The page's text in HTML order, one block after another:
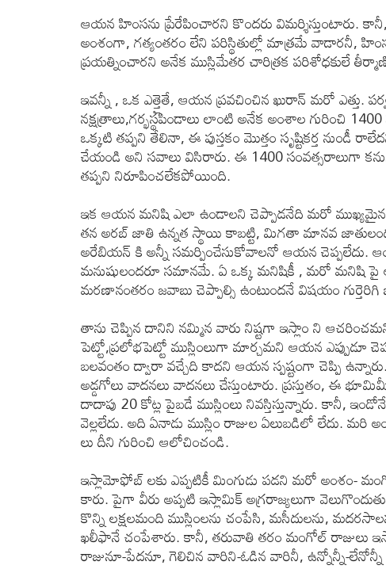
ఆయన హింసను ప్రేరేపించారని కొందరు విమర్శిస్తుంటారు.
అంశంగా, గత్యంతరం లేని పరిస్థితుల్లో మాత్రమే వాడారనీ,
ప్రయత్నించారని అనేక ముస్లిమేతర చారిత్రక పరిశోధకులే
ఇవన్నీ , ఒక ఎత్తైతే, ఆయన ప్రవచించిన ఖురాన్ మరో ఎత్తు.
నక్షత్రాలు,గర్భస్థపిండాలు లాంటి అనేక అంశాల గురించి
ఒక్కటి తప్పని తేలినా, ఈ పుస్తకం మొత్తం సృష్టికర్త నుండీ
చేయండి అని సవాలు విసిరారు. ఈ 1400 సంవత్సరాలుగా
తప్పని నిరూపించలేకపోయింది.
ఇక ఆయన మనిషి ఎలా ఉండాలని చెప్పాడనేది మరో
తన అరబ్ జాతి ఉన్నత స్థాయి కాబట్టి, మిగతా మానవ
అరేబియన్ కి అన్నీ సమర్పించేసుకోవాలనో ఆయన చెప్పలేదు.
మనుషులందరూ సమానమే. ఏ ఒక్క మనిషికీ , మరో మనిషి పై
మరణానంతరం జవాబు చెప్పాల్సి ఉంటుందనే విషయం
తాను చెప్పిన దానిని నమ్మిన వారు నిష్టగా ఇస్లాం ని
పెట్టో,ప్రలోభపెట్టో ముస్లింలుగా మార్చమని ఆయన ఎప్పుడూ
బలవంతం ద్వారా వచ్చేది కాదని ఆయన స్పష్టంగా చెప్పి
అడ్డగోలు వాదనలు వాదనలు చేస్తుంటారు. ప్రస్తుతం, ఈ
దాదాపు 20 కోట్ల పైబడే ముస్లింలు నివస్తిస్తున్నారు. కానీ,
వెల్లలేదు. అది ఏనాడు ముస్లిం రాజుల ఏలుబడిలో లేదు.
లు దీని గురించి ఆలోచించండి.
ఇస్లామోఫోబ్ లకు ఎప్పటికీ మింగుడు పడని మరో అంశం-
కారు. పైగా వీరు అప్పటి ఇస్లామిక్ అగ్రరాజ్యలుగా
కొన్ని లక్షలమంది ముస్లింలను చంపేసి, మసీదులను,
ఖలీఫానే చంపేశారు. కానీ, తరువాతి తరం మంగోల్ రాజులు
రాజునూ-పేదనూ, గెలిచిన వారిని-ఓడిన వారినీ, ఉన్నోన్నీ-లేనోన్నీ